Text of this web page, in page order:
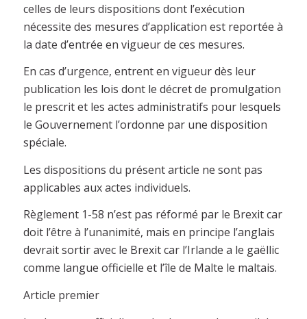
celles de leurs dispositions dont l’exécution
nécessite des mesures d’application est reportée à
la date d’entrée en vigueur de ces mesures.
En cas d’urgence, entrent en vigueur dès leur
publication les lois dont le décret de promulgation
le prescrit et les actes administratifs pour lesquels
le Gouvernement l’ordonne par une disposition
spéciale.
Les dispositions du présent article ne sont pas
applicables aux actes individuels.
Règlement 1-58 n’est pas réformé par le Brexit car
doit l’être à l’unanimité, mais en principe l’anglais
devrait sortir avec le Brexit car l’Irlande a le gaëllic
comme langue officielle et l’île de Malte le maltais.
Article premier